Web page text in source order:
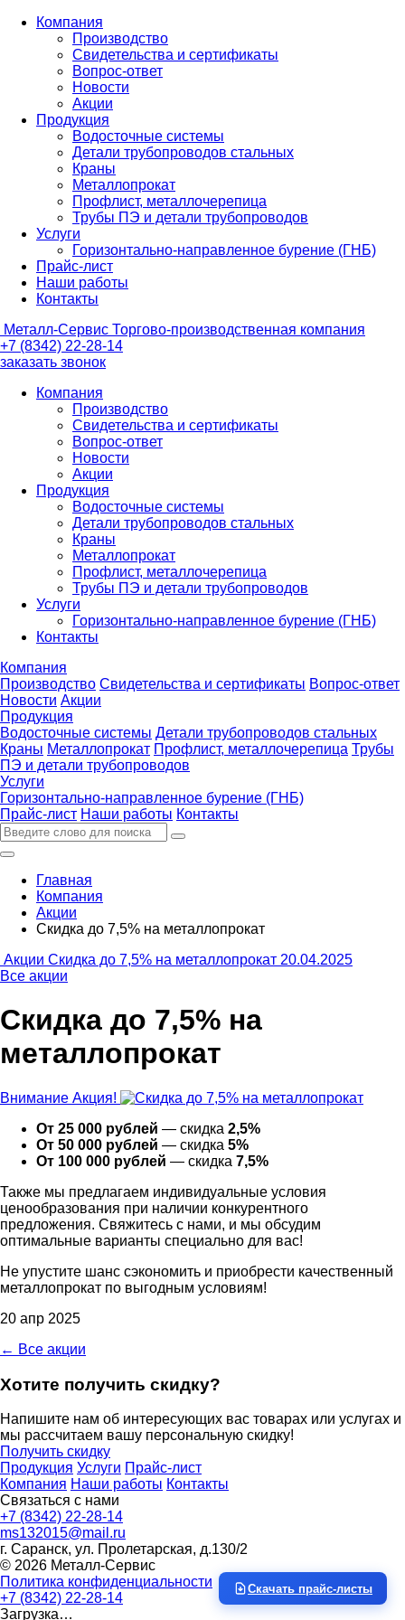
Компания
Производство
Свидетельства и сертификаты
Вопрос-ответ
Новости
Акции
Продукция
Водосточные системы
Детали трубопроводов стальных
Краны
Металлопрокат
Профлист, металлочерепица
Трубы ПЭ и детали трубопроводов
Услуги
Горизонтально-направленное бурение (ГНБ)
Прайс-лист
Наши работы
Контакты
Металл-Сервис Торгово-производственная компания
+7 (8342) 22-28-14
заказать звонок
Компания
Производство
Свидетельства и сертификаты
Вопрос-ответ
Новости
Акции
Продукция
Водосточные системы
Детали трубопроводов стальных
Краны
Металлопрокат
Профлист, металлочерепица
Трубы ПЭ и детали трубопроводов
Услуги
Горизонтально-направленное бурение (ГНБ)
Контакты
Компания
Производство Свидетельства и сертификаты Вопрос-ответ
Новости Акции
Продукция
Водосточные системы Детали трубопроводов стальных
Краны Металлопрокат Профлист, металлочерепица Трубы
ПЭ и детали трубопроводов
Услуги
Горизонтально-направленное бурение (ГНБ)
Прайс-лист Наши работы Контакты
Главная
Компания
Акции
Скидка до 7,5% на металлопрокат
Акции Скидка до 7,5% на металлопрокат 20.04.2025
Все акции
Скидка до 7,5% на
металлопрокат
Внимание Акция!
От 25 000 рублей — скидка 2,5%
От 50 000 рублей — скидка 5%
От 100 000 рублей — скидка 7,5%
Также мы предлагаем индивидуальные условия
ценообразования при наличии конкурентного
предложения. Свяжитесь с нами, и мы обсудим
оптимальные варианты специально для вас!
Не упустите шанс сэкономить и приобрести качественный
металлопрокат по выгодным условиям!
20 апр 2025
← Все акции
Хотите получить скидку?
Напишите нам об интересующих вас товарах или услугах и
мы рассчитаем вашу персональную скидку!
Получить скидку
Продукция Услуги Прайс-лист
Компания Наши работы Контакты
Связаться с нами
+7 (8342) 22-28-14
ms132015@mail.ru
г. Саранск, ул. Пролетарская, д.130/2
© 2026 Металл-Сервис
Политика конфиденциальности
+7 (8342) 22-28-14
Загрузка…
Скачать прайс-листы